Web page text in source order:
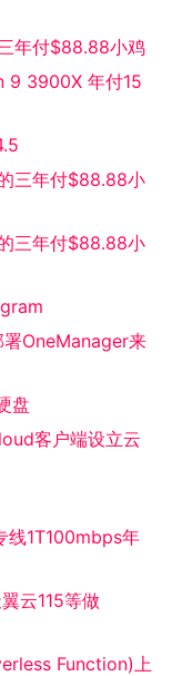
年付$88.88小鸡
9 3900X 年付15
三年付$88.88小
三年付$88.88小
OneManager来
盘
客户端设立云
1T100mbps年
云115等做
Function)上